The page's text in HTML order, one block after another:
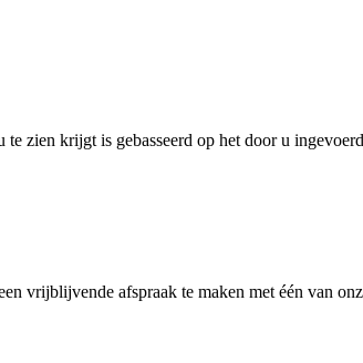
zien krijgt is gebasseerd op het door u
vrijblijvende afspraak te maken met één van